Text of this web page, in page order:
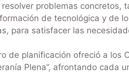
resolver problemas
de tecnológica y de
para satisfacer las
de planificación ofreció a los
Plena”, afrontando cada